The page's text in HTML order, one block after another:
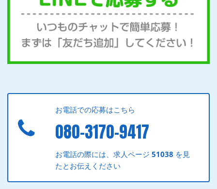
お電話での応募はこちら
080-3170-9417
お電話の際には、求人ページ51038 を見
たとお伝えください